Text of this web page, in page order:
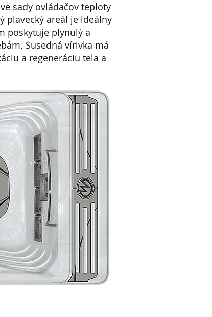
sady ovládačov teploty
plavecký areál je ideálny
poskytuje plynulý a
Susedná vírivka má
a regeneráciu tela a